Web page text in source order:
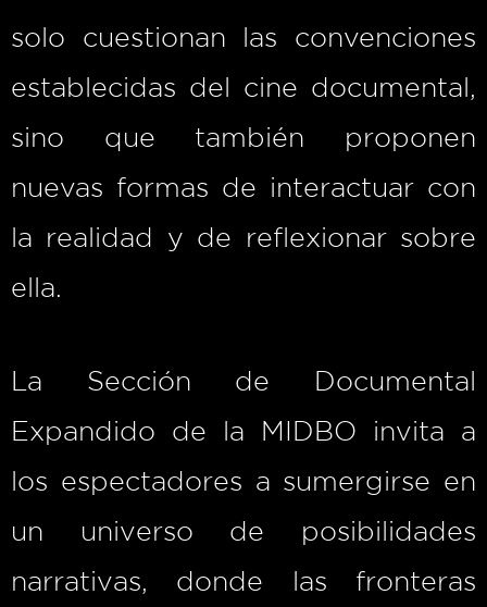
solo cuestionan las convenciones
establecidas del cine documental,
sino que también proponen
nuevas formas de interactuar con
la realidad y de reflexionar sobre
ella.
La Sección de Documental
Expandido de la MIDBO invita a
los espectadores a sumergirse en
un universo de posibilidades
narrativas, donde las fronteras